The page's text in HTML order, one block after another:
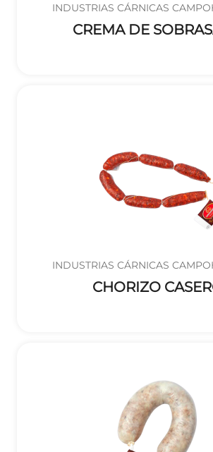
INDUSTRIAS CÁRNICAS
CREMA DE
INDUSTRIAS CÁRNICAS
CHORIZO